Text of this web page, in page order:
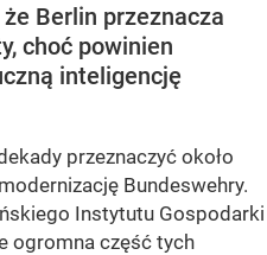
Berlin przeznacza
choć powinien
inteligencję
przeznaczyć około
Bundeswehry.
Instytutu Gospodarki
ogromna część tych